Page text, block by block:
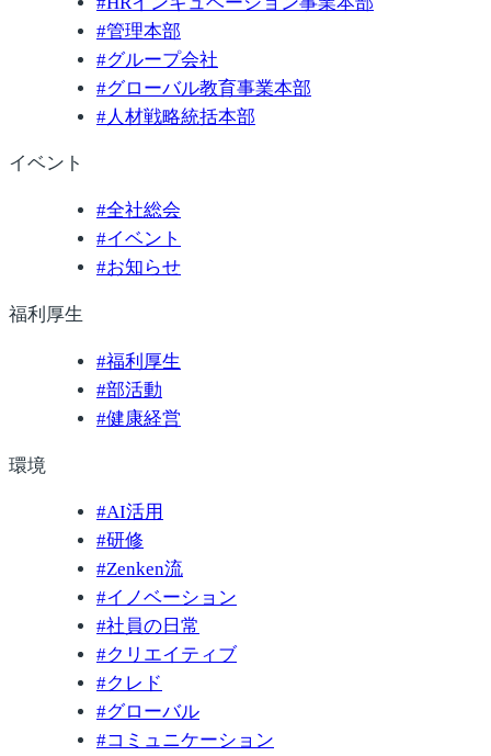
#管理本部
#グループ会社
#グローバル教育事業本部
# 人材戦略統括本部
イベント
#全社総会
#イベント
#お知らせ
福利厚生
#福利厚生
#部活動
#健康経営
環境
#AI活用
#研修
#Zenken流
#イノベーション
#社員の日常
#クリエイティブ
#クレド
#グローバル
#コミュニケーション